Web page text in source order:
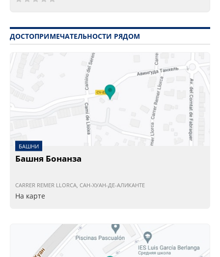
ДОСТОПРИМЕЧАТЕЛЬНОСТИ РЯДОМ
БАШНИ
Башня Бонанза
CARRER REMER LLORCA, САН-ХУАН-ДЕ-АЛИКАНТЕ
На карте